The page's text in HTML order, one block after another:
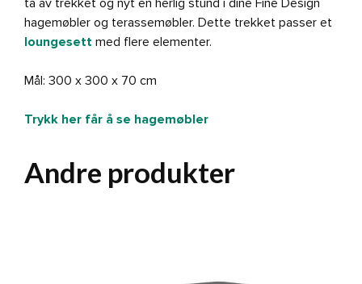
ta av trekket og nyt en herlig stund i dine Fine Design
hagemøbler og terassemøbler. Dette trekket passer et
loungesett med flere elementer.
Mål: 300 x 300 x 70 cm
Trykk her får å se hagemøbler
Andre produkter